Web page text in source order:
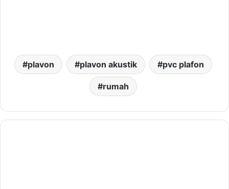
plavon plavon akustik pvc plafon
rumah